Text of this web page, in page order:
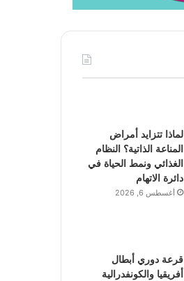
لماذا تتزايد أمراض
المناعة الذاتية؟ النظام
الغذائي ونمط الحياة في
دائرة الاتهام
أغسطس 6, 2026
قرعة دوري أبطال
أفريقيا والكونفدرالية